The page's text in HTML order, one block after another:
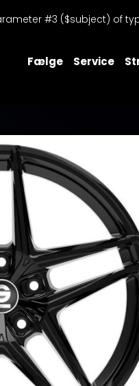
#3 ($subject) of
Fælge Service